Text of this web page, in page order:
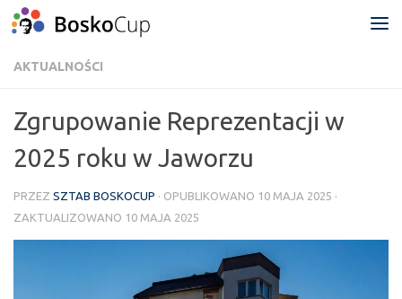
Przejdź do treści
AKTUALNOŚCI
Zgrupowanie Reprezentacji w
2025 roku w Jaworzu
PRZEZ SZTAB BOSKOCUP · OPUBLIKOWANO 10 MAJA 2025 ·
ZAKTUALIZOWANO 10 MAJA 2025